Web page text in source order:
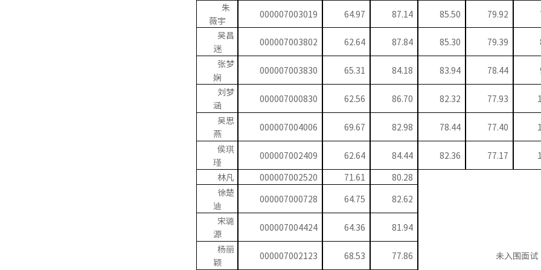
朱
薇宇
000007003019 64.97 87.14 85.50 79.92
吴昌
迷
000007003802 62.64 87.84 85.30 79.39
张梦
娴
000007003830 65.31 84.18 83.94 78.44
刘梦
涵
000007000830 62.56 86.70 82.32 77.93
吴思
燕
000007004006 69.67 82.98 78.44 77.40
侯琪
瑾
000007002409 62.64 84.44 82.36 77.17
林凡
000007002520 71.61 80.28
未入围面试
徐楚
迪
000007000728 64.75
82.62
宋璐
源
000007004424 64.36
81.94
杨丽
颖
000007002123 68.53
77.86